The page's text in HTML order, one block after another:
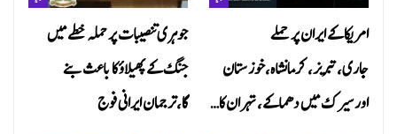
جوہری تنصیبات پر حملہ خطے میں
جنگ کے پھیلاؤ کا باعث بنے
گا،ترجمان ایرانی فوج
امریکا کے ایران پر حملے
جاری،تبریز، کرمانشاہ،خوزستان
اور سیرک میں دھماکے، تہران کا…